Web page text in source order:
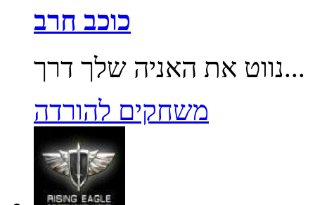
כוכב חרב
נווט את האניה שלך דרך...
משחקים להורדה